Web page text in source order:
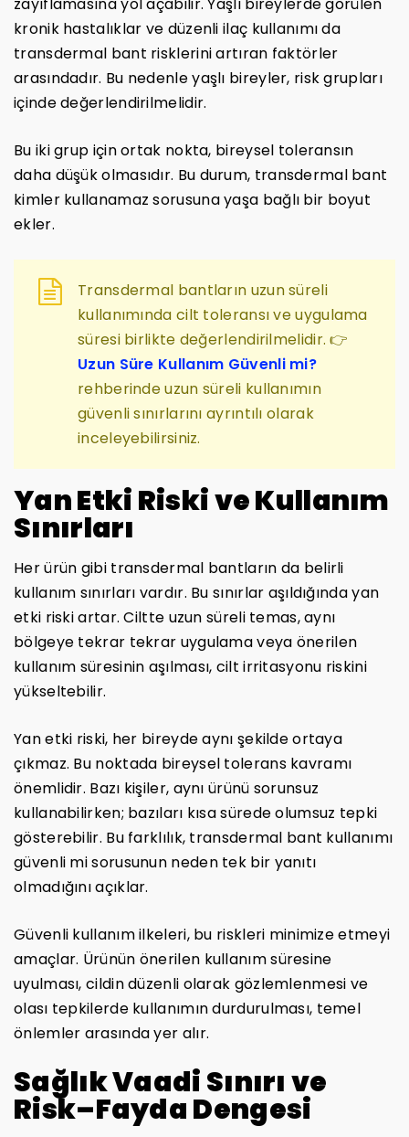
kronik hastalıklar ve düzenli ilaç kullanımı da
transdermal bant risklerini artıran faktörler
arasındadır. Bu nedenle yaşlı bireyler, risk grupları
içinde değerlendirilmelidir.
Bu iki grup için ortak nokta, bireysel toleransın
daha düşük olmasıdır. Bu durum, transdermal bant
kimler kullanamaz sorusuna yaşa bağlı bir boyut
ekler.
Transdermal bantların uzun süreli
kullanımında cilt toleransı ve uygulama
süresi birlikte değerlendirilmelidir. 👉
Uzun Süre Kullanım Güvenli mi?
rehberinde uzun süreli kullanımın
güvenli sınırlarını ayrıntılı olarak
inceleyebilirsiniz.
Yan Etki Riski ve Kullanım
Sınırları
Her ürün gibi transdermal bantların da belirli
kullanım sınırları vardır. Bu sınırlar aşıldığında yan
etki riski artar. Ciltte uzun süreli temas, aynı
bölgeye tekrar tekrar uygulama veya önerilen
kullanım süresinin aşılması, cilt irritasyonu riskini
yükseltebilir.
Yan etki riski, her bireyde aynı şekilde ortaya
çıkmaz. Bu noktada bireysel tolerans kavramı
önemlidir. Bazı kişiler, aynı ürünü sorunsuz
kullanabilirken; bazıları kısa sürede olumsuz tepki
gösterebilir. Bu farklılık, transdermal bant kullanımı
güvenli mi sorusunun neden tek bir yanıtı
olmadığını açıklar.
Güvenli kullanım ilkeleri, bu riskleri minimize etmeyi
amaçlar. Ürünün önerilen kullanım süresine
uyulması, cildin düzenli olarak gözlemlenmesi ve
olası tepkilerde kullanımın durdurulması, temel
önlemler arasında yer alır.
Sağlık Vaadi Sınırı ve
Risk–Fayda Dengesi